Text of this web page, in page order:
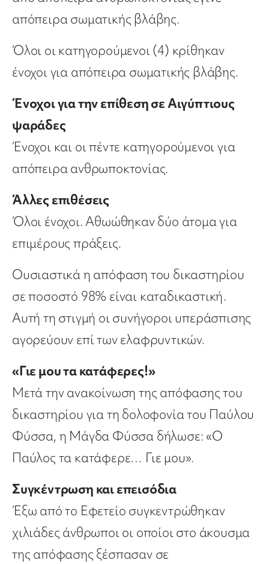
απόπειρα σωματικής βλάβης.
Όλοι οι κατηγορούμενοι (4) κρίθηκαν
ένοχοι για απόπειρα σωματικής βλάβης.
Ένοχοι για την επίθεση σε Αιγύπτιους
ψαράδες
Ένοχοι και οι πέντε κατηγορούμενοι για
απόπειρα ανθρωποκτονίας.
Άλλες επιθέσεις
Όλοι ένοχοι. Αθωώθηκαν δύο άτομα για
επιμέρους πράξεις.
Ουσιαστικά η απόφαση του δικαστηρίου
σε ποσοστό 98% είναι καταδικαστική.
Αυτή τη στιγμή οι συνήγοροι υπεράσπισης
αγορεύουν επί των ελαφρυντικών.
«Γιε μου τα κατάφερες!»
Μετά την ανακοίνωση της απόφασης του
δικαστηρίου για τη δολοφονία του Παύλου
Φύσσα, η Μάγδα Φύσσα δήλωσε: «Ο
Παύλος τα κατάφερε… Γιε μου».
Συγκέντρωση και επεισόδια
Έξω από το Εφετείο συγκεντρώθηκαν
χιλιάδες άνθρωποι οι οποίοι στο άκουσμα
της απόφασης ξέσπασαν σε